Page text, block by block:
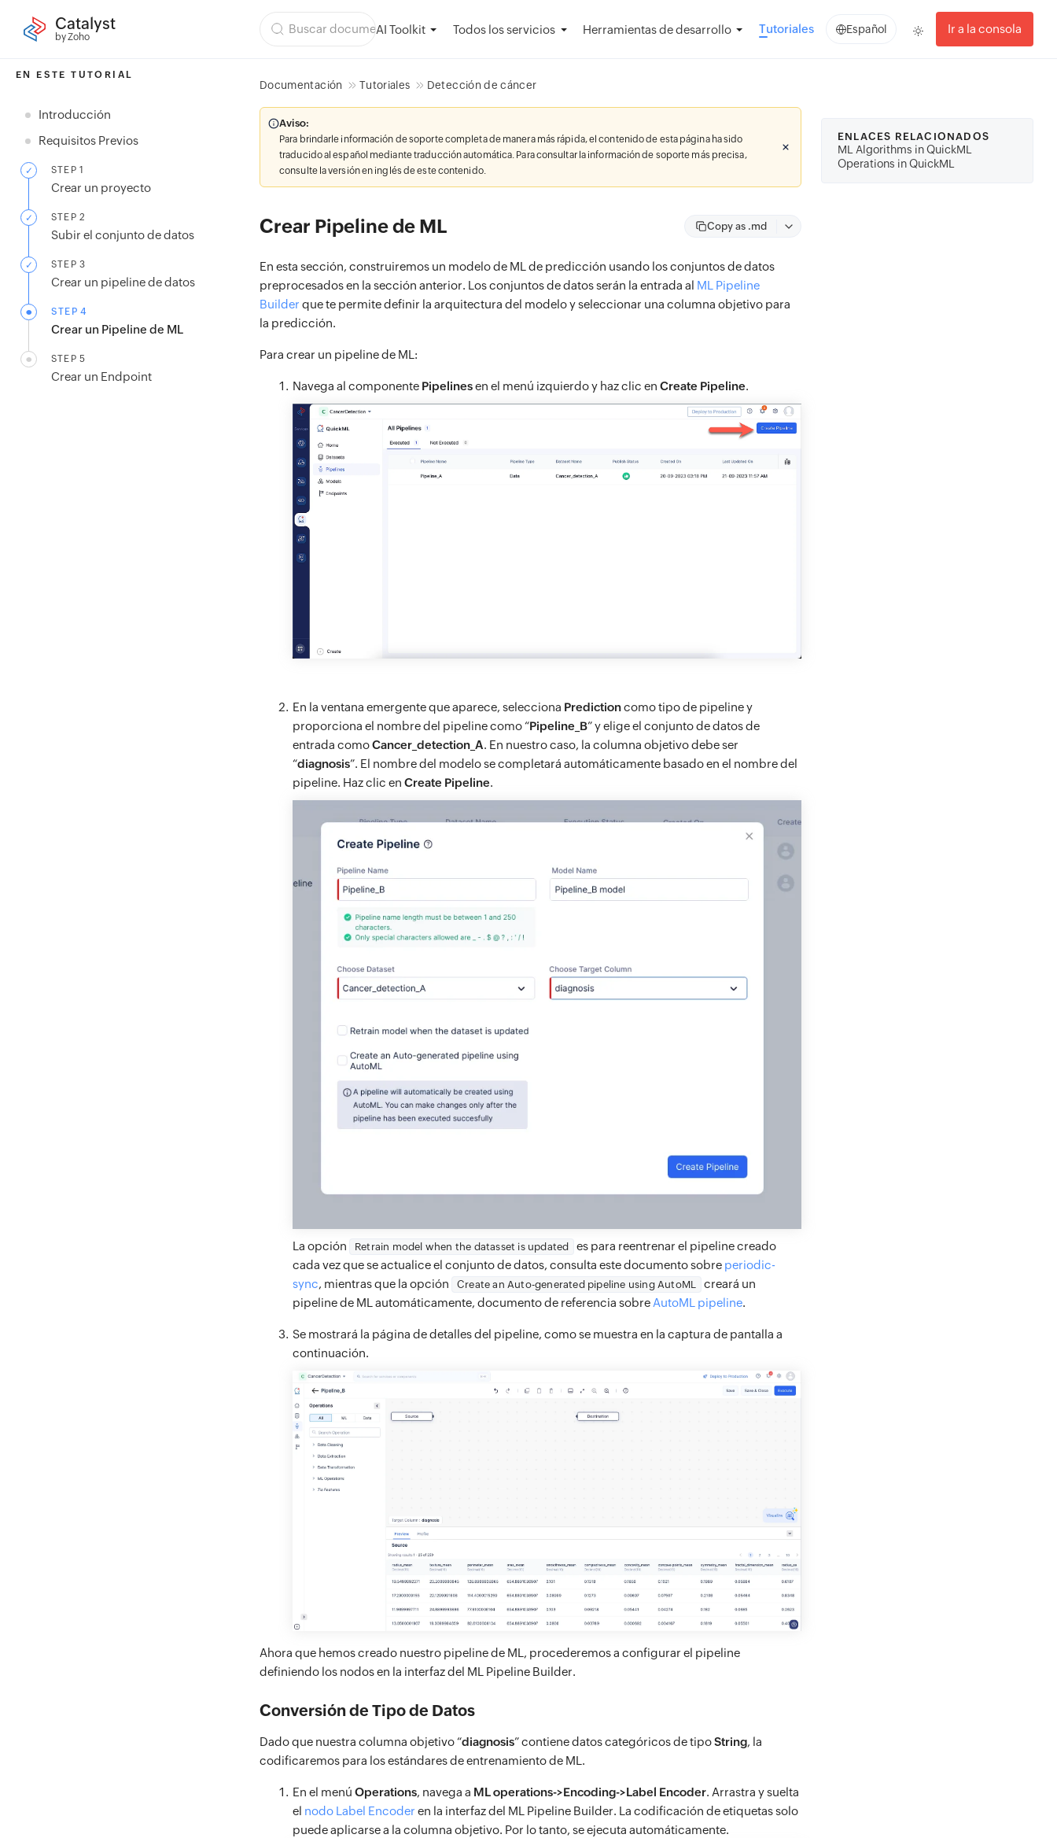
Catalyst
by Zoho
AI Toolkit Todos los servicios Herramientas de desarrollo Tutoriales Español Ir a la consola
EN ESTE TUTORIAL
Introducción
Requisitos Previos
STEP 1
Crear un proyecto
STEP 2
Subir el conjunto de datos
STEP 3
Crear un pipeline de datos
STEP 4
Crear un Pipeline de ML
STEP 5
Crear un Endpoint
Documentación Tutoriales Detección de cáncer
Aviso:
Para brindarle información de soporte completa de manera más rápida, el contenido de esta página ha sido
traducido al español mediante traducción automática. Para consultar la información de soporte más precisa,
consulte la versión en inglés de este contenido.
Crear Pipeline de ML Copy as .md
En esta sección, construiremos un modelo de ML de predicción usando los conjuntos de datos
preprocesados en la sección anterior. Los conjuntos de datos serán la entrada al ML Pipeline
Builder que te permite definir la arquitectura del modelo y seleccionar una columna objetivo para
la predicción.
Para crear un pipeline de ML:
Navega al componente Pipelinesen el menú izquierdo y haz clic en Create Pipeline.
En la ventana emergente que aparece, selecciona Predictioncomo tipo de pipeline y
proporciona el nombre del pipeline como “Pipeline_B” y elige el conjunto de datos de
entrada comoCancer_detection_A. En nuestro caso, la columna objetivo debe ser
“diagnosis”. El nombre del modelo se completará automáticamente basado en el nombre del
pipeline. Haz clic en Create Pipeline.
La opción Retrain model when the datasset is updated
es para reentrenar el pipeline creado
cada vez que se actualice el conjunto de datos, consulta este documento sobre periodic-
sync, mientras que la opción Create an Auto-generated pipeline using AutoML
creará un
pipeline de ML automáticamente, documento de referencia sobre AutoML pipeline.
Se mostrará la página de detalles del pipeline, como se muestra en la captura de pantalla a
continuación.
Ahora que hemos creado nuestro pipeline de ML, procederemos a configurar el pipeline
definiendo los nodos en la interfaz del ML Pipeline Builder.
Conversión de Tipo de Datos
Dado que nuestra columna objetivo “diagnosis” contiene datos categóricos de tipoString, la
codificaremos para los estándares de entrenamiento de ML.
En el menú Operations, navega a ML operations->Encoding->Label Encoder. Arrastra y suelta
el nodo Label Encoder en la interfaz del ML Pipeline Builder. La codificación de etiquetas solo
puede aplicarse a la columna objetivo. Por lo tanto, se ejecuta automáticamente.
ENLACES RELACIONADOS
ML Algorithms in QuickML
Operations in QuickML